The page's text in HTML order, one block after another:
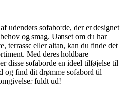
udendørs sofaborde, der er designet
og smag. Uanset om du har
terrasse eller altan, kan du finde det
Med deres holdbare
disse sofaborde en ideel tilføjelse til
og find dit drømme sofabord til
fuldt ud!